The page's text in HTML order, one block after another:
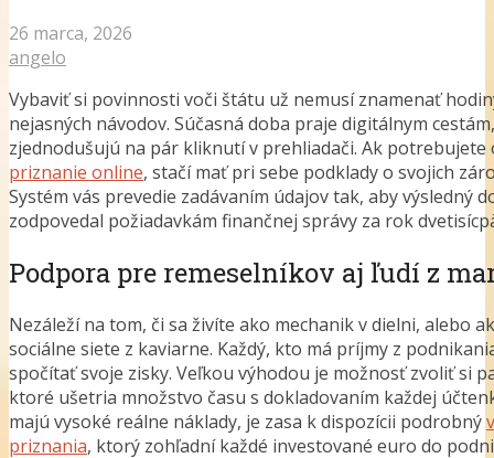
26 marca, 2026
angelo
Vybaviť si povinnosti voči štátu už nemusí znamenať
nejasných návodov. Súčasná doba praje digitálnym
zjednodušujú na pár kliknutí v prehliadači. Ak
priznanie online, stačí mať pri sebe podklady o svojich
Systém vás prevedie zadávaním údajov tak, aby výsledný
zodpovedal požiadavkám finančnej správy za rok
Podpora pre remeselníkov aj ľudí z
Nezáleží na tom, či sa živíte ako mechanik v dielni, alebo
sociálne siete z kaviarne. Každý, kto má príjmy z
spočítať svoje zisky. Veľkou výhodou je možnosť zvoliť si
ktoré ušetria množstvo času s dokladovaním každej
majú vysoké reálne náklady, je zasa k dispozícii podrobný
priznania, ktorý zohľadní každé investované euro do